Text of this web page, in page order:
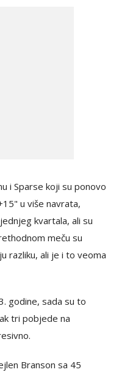
i Sparse koji su ponovo
u više navrata,
kvartala, ali su
meču su
razliku, ali je i to veoma
godine, sada su to
tri pobjede na
Branson sa 45